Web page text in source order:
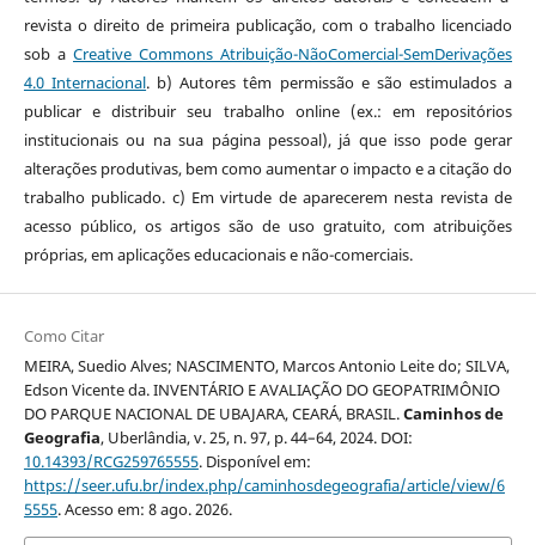
revista o direito de primeira publicação, com o trabalho licenciado
sob a Creative Commons Atribuição-NãoComercial-SemDerivações
4.0 Internacional. b) Autores têm permissão e são estimulados a
publicar e distribuir seu trabalho online (ex.: em repositórios
institucionais ou na sua página pessoal), já que isso pode gerar
alterações produtivas, bem como aumentar o impacto e a citação do
trabalho publicado. c) Em virtude de aparecerem nesta revista de
acesso público, os artigos são de uso gratuito, com atribuições
próprias, em aplicações educacionais e não-comerciais.
Como Citar
MEIRA, Suedio Alves; NASCIMENTO, Marcos Antonio Leite do; SILVA,
Edson Vicente da. INVENTÁRIO E AVALIAÇÃO DO GEOPATRIMÔNIO
DO PARQUE NACIONAL DE UBAJARA, CEARÁ, BRASIL.Caminhos de
Geografia, Uberlândia, v. 25, n. 97, p. 44–64, 2024. DOI:
10.14393/RCG259765555. Disponível em:
https://seer.ufu.br/index.php/caminhosdegeografia/article/view/6
5555. Acesso em: 8 ago. 2026.